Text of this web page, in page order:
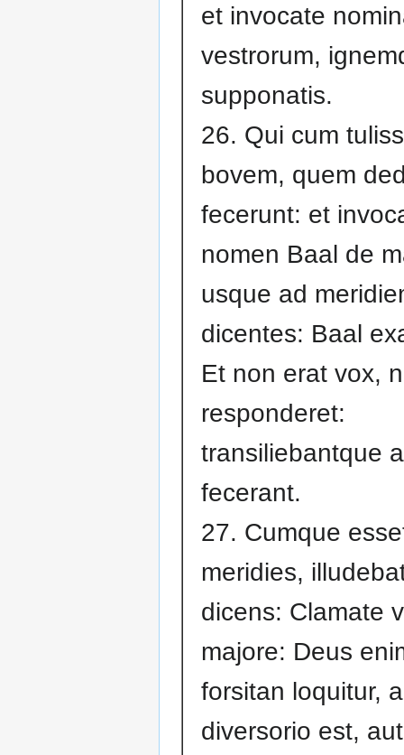
et invocate
vestrorum,
supponatis.
26. Qui cum
bovem, quem
fecerunt: et
nomen Baal de
usque ad
dicentes: Baal
Et non erat vox,
responderet:
transiliebantque
fecerant.
27. Cumque
meridies,
dicens: Clamate
majore: Deus
forsitan loquitur,
diversorio est,